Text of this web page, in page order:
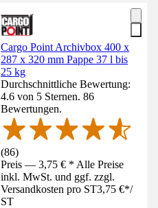
Cargo Point Archivbox 400 x
287 x 320 mm Pappe 37 l bis
25 kg
Durchschnittliche Bewertung:
4.6 von 5 Sternen. 86
Bewertungen.
(86)
Preis — 3,75 € * Alle Preise
inkl. MwSt. und ggf. zzgl.
Versandkosten pro ST3,75 €*/
ST